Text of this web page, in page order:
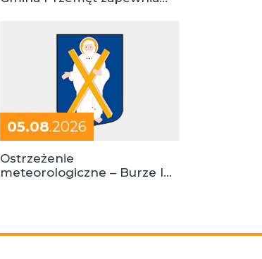
05.08.2026
Ostrzeżenie
meteorologiczne – Burze I